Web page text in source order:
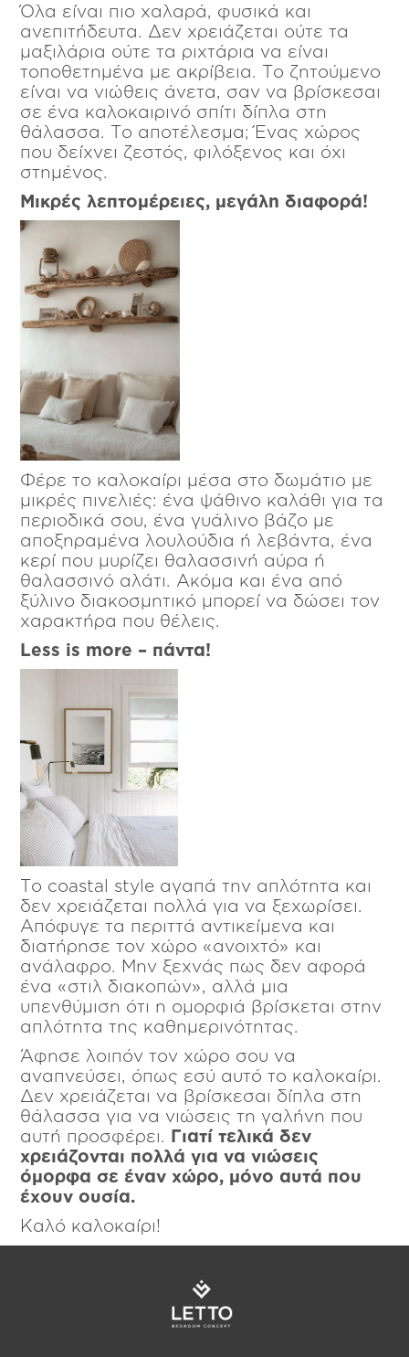
Όλα είναι πιο χαλαρά, φυσικά και
ανεπιτήδευτα. Δεν χρειάζεται ούτε τα
μαξιλάρια ούτε τα ριχτάρια να είναι
τοποθετημένα με ακρίβεια. Το ζητούμενο
είναι να νιώθεις άνετα, σαν να βρίσκεσαι
σε ένα καλοκαιρινό σπίτι δίπλα στη
θάλασσα. Το αποτέλεσμα; Ένας χώρος
που δείχνει ζεστός, φιλόξενος και όχι
στημένος.
Μικρές λεπτομέρειες, μεγάλη διαφορά!
Φέρε το καλοκαίρι μέσα στο δωμάτιο με
μικρές πινελιές: ένα ψάθινο καλάθι για τα
περιοδικά σου, ένα γυάλινο βάζο με
αποξηραμένα λουλούδια ή λεβάντα, ένα
κερί που μυρίζει θαλασσινή αύρα ή
θαλασσινό αλάτι. Ακόμα και ένα από
ξύλινο διακοσμητικό μπορεί να δώσει τον
χαρακτήρα που θέλεις.
Less is more – πάντα!
Το coastal style αγαπά την απλότητα και
δεν χρειάζεται πολλά για να ξεχωρίσει.
Απόφυγε τα περιττά αντικείμενα και
διατήρησε τον χώρο «ανοιχτό» και
ανάλαφρο. Μην ξεχνάς πως δεν αφορά
ένα «στιλ διακοπών», αλλά μια
υπενθύμιση ότι η ομορφιά βρίσκεται στην
απλότητα της καθημερινότητας.
Άφησε λοιπόν τον χώρο σου να
αναπνεύσει, όπως εσύ αυτό το καλοκαίρι.
Δεν χρειάζεται να βρίσκεσαι δίπλα στη
θάλασσα για να νιώσεις τη γαλήνη που
αυτή προσφέρει. Γιατί τελικά δεν
χρειάζονται πολλά για να νιώσεις
όμορφα σε έναν χώρο, μόνο αυτά που
έχουν ουσία.
Καλό καλοκαίρι!